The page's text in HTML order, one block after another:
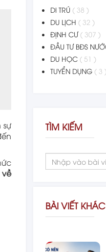
sự
DI TRÚ ( 38 )
DU LỊCH ( 32 )
ĐỊNH CƯ ( 307 )
ĐẦU TƯ BĐS
DU HỌC ( 51 )
TUYỂN DỤNG ( 3
TÌM KIẾM
BÀI VIẾT KHÁC